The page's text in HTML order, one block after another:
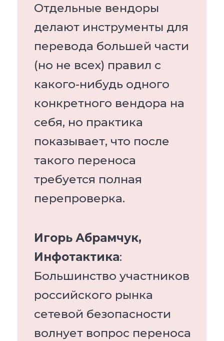
Отдельные вендоры
делают инструменты для
перевода большей части
(но не всех) правил с
какого-нибудь одного
конкретного вендора на
себя, но практика
показывает, что после
такого переноса
требуется полная
перепроверка.
Игорь Абрамчук,
Инфотактика:
Большинство участников
российского рынка
сетевой безопасности
волнует вопрос переноса